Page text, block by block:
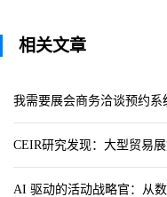
相关文章
我需要展会商务洽谈预约系
CEIR研究发现：大型贸易
报
AI 驱动的活动战略官：从